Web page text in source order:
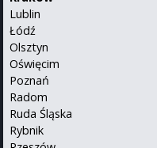
Lublin
Łódź
Olsztyn
Oświęcim
Poznań
Radom
Ruda Śląska
Rybnik